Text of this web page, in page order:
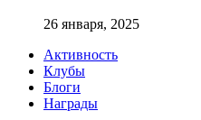
26 января, 2025
Активность
Клубы
Блоги
Награды